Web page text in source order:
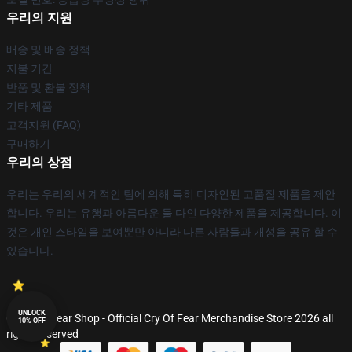
우리의 지원
배송 및 배송 정책
지불 기간
반품 및 환불 정책
기타 제품
고객지원 (FAQ)
구매하기
우리의 상점
우리는 우리의 세계적인 팀에 의해 특히 디자인된 고품질 제품을 제안
합니다. 우리는 유행과 아름다운 둘 다인 다양한 제품을 제공합니다. 이
것은 개인 스타일을 보여뿐만 아니라 다른 사람들과 개성을 공유 할 수
있습니다.
© Cry Of Fear Shop - Official Cry Of Fear Merchandise Store 2026 all
rights reserved
UNLOCK
10% OFF